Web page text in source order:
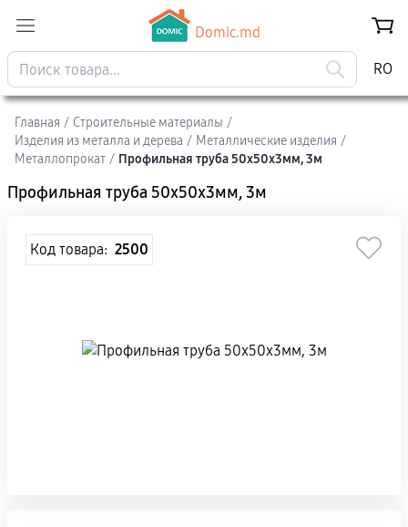
Domic.md
RO
Главная / Строительные материалы /
Изделия из металла и дерева / Mеталлические изделия /
Металлопрокат / Профильная труба 50x50x3мм, 3м
Профильная труба 50x50x3мм, 3м
Код товара: 2500